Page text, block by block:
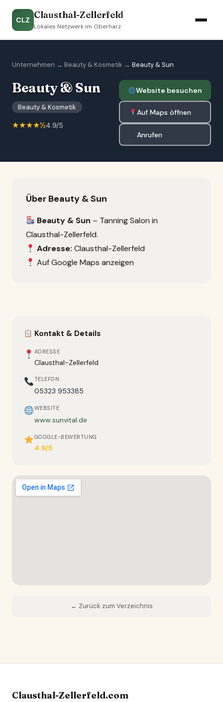
CLZ Clausthal-Zellerfeld
Lokales Netzwerk im Oberharz
Unternehmen → Beauty & Kosmetik → Beauty & Sun
Beauty & Sun
Beauty & Kosmetik
★★★★½4.9/5
Website besuchen
Auf Maps öffnen
Anrufen
Über Beauty & Sun
Beauty & Sun – Tanning Salon in
Clausthal-Zellerfeld.
Adresse: Clausthal-Zellerfeld
Auf Google Maps anzeigen
Kontakt & Details
ADRESSE
Clausthal-Zellerfeld
TELEFON
05323 953385
WEBSITE
www.sunvital.de
GOOGLE-BEWERTUNG
4.9/5
← Zurück zum Verzeichnis
Clausthal-Zellerfeld.com